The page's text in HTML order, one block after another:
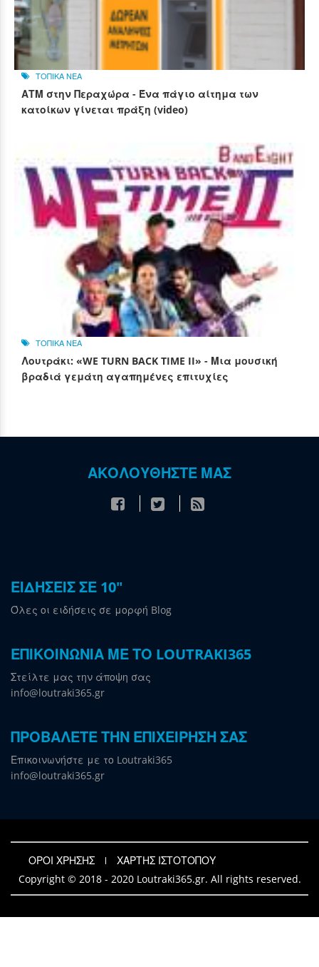
ΤΟΠΙΚΑ ΝΕΑ
ΑΤΜ στην Περαχώρα - Ένα πάγιο αίτημα των
κατοίκων γίνεται πράξη (video)
ΤΟΠΙΚΑ ΝΕΑ
Λουτράκι: «WE TURN BACK TIME II» - Μια μουσική
βραδιά γεμάτη αγαπημένες επιτυχίες
ΑΚΟΛΟΥΘΗΣΤΕ ΜΑΣ
ΕΙΔΗΣΕΙΣ ΣΕ 10"
Όλες οι ειδήσεις σε μορφή Blog
ΕΠΙΚΟΙΝΩΝΙΑ ΜΕ ΤΟ LOUTRAKI365
Στείλτε μας την άποψη σας
info@loutraki365.gr
ΠΡΟΒΑΛΕΤΕ ΤΗΝ ΕΠΙΧΕΙΡΗΣΗ ΣΑΣ
Επικοινωνήστε με το Loutraki365
info@loutraki365.gr
ΟΡΟΙ ΧΡΗΣΗΣ
ΧΑΡΤΗΣ ΙΣΤΟΤΟΠΟΥ
Copyright © 2018 - 2020 Loutraki365.gr. All rights reserved.